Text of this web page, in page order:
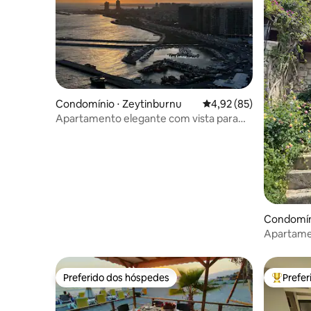
Condomínio ⋅ Zeytinburnu 4,92 de uma
4,92 (85)
Apartamento elegante com vista para
Preferido dos hóspedes
Preferido dos hóspedes Entre